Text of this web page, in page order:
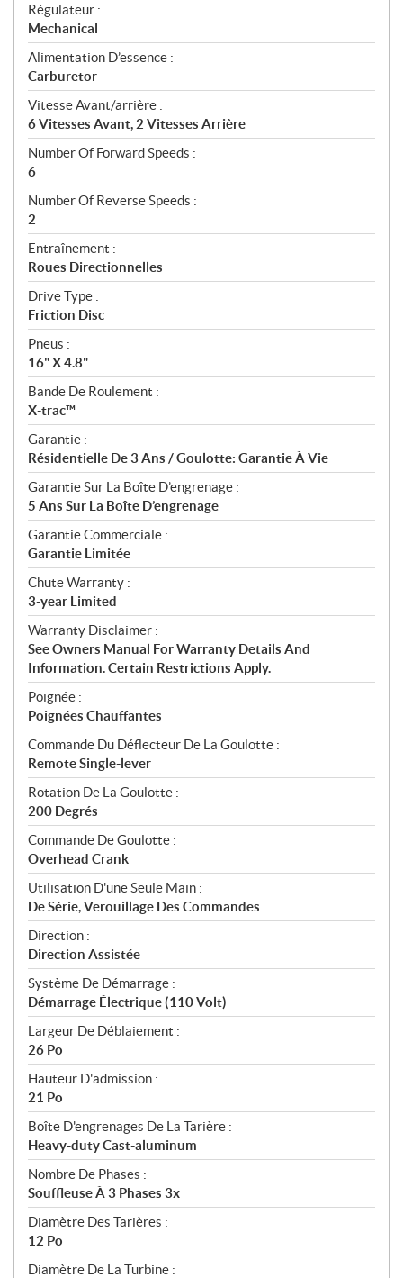
Régulateur :
Mechanical
Alimentation D’essence :
Carburetor
Vitesse Avant/arrière :
6 Vitesses Avant, 2 Vitesses Arrière
Number Of Forward Speeds :
6
Number Of Reverse Speeds :
2
Entraînement :
Roues Directionnelles
Drive Type :
Friction Disc
Pneus :
16" X 4.8"
Bande De Roulement :
X-trac™
Garantie :
Résidentielle De 3 Ans / Goulotte: Garantie À Vie
Garantie Sur La Boîte D’engrenage :
5 Ans Sur La Boîte D’engrenage
Garantie Commerciale :
Garantie Limitée
Chute Warranty :
3-year Limited
Warranty Disclaimer :
See Owners Manual For Warranty Details And
Information. Certain Restrictions Apply.
Poignée :
Poignées Chauffantes
Commande Du Déflecteur De La Goulotte :
Remote Single-lever
Rotation De La Goulotte :
200 Degrés
Commande De Goulotte :
Overhead Crank
Utilisation D'une Seule Main :
De Série, Verouillage Des Commandes
Direction :
Direction Assistée
Système De Démarrage :
Démarrage Électrique (110 Volt)
Largeur De Déblaiement :
26 Po
Hauteur D'admission :
21 Po
Boîte D'engrenages De La Tarière :
Heavy-duty Cast-aluminum
Nombre De Phases :
Souffleuse À 3 Phases 3x
Diamètre Des Tarières :
12 Po
Diamètre De La Turbine :